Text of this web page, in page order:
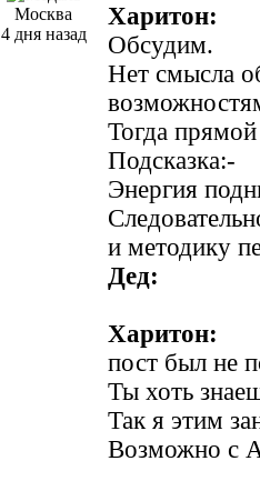
Москва
4 дня назад
Харитон:
Обсудим.
Нет смысла
Тогда
Подсказка:-
Энергия
и методику
Дед:
Харитон:
пост был не
Ты хоть
Так я этим
Возможно с